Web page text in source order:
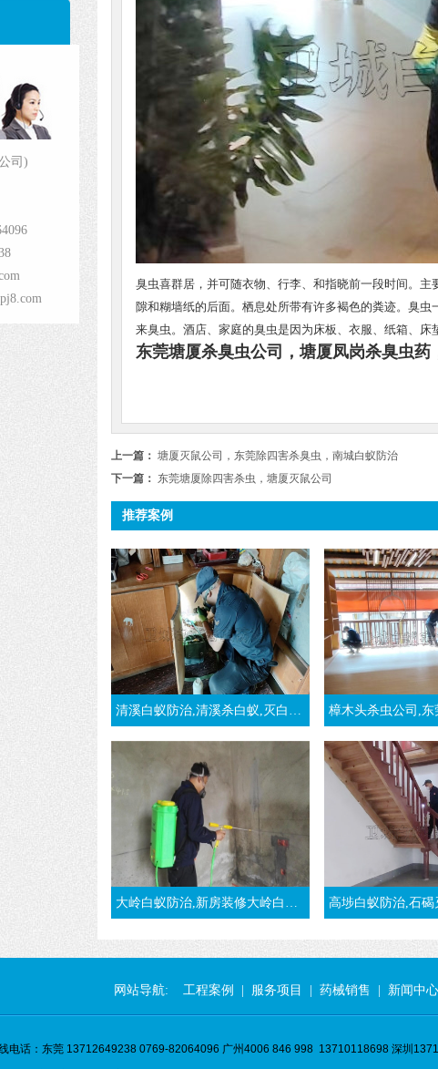
司)
臭虫喜群居，并可随衣物、行李、和指晓前一段时间。
隙和糊墙纸的后面。栖息处所带有许多褐色的粪迹。臭
来臭虫。酒店、家庭的臭虫是因为床板、衣服、纸箱、床
东莞塘厦杀臭虫公司，塘厦凤岗杀臭虫药
上一篇： 塘厦灭鼠公司，东莞除四害杀臭虫，南城白蚁防治
下一篇： 东莞塘厦除四害杀虫，塘厦灭鼠公司
推荐案例
清溪白蚁防治,清溪杀白蚁,灭白蚁,治白蚁,清溪白蚁防治,清溪白蚁预防-东莞清溪白蚁公司 樟木头杀虫公司,东莞樟木头灭白蚁,推
大岭白蚁防治,新房装修大岭白蚁预防案例-东莞大岭白蚁公司 高埗白蚁防治,石碣灭白蚁公司
网站导航: 工程案例 服务项目 药械销售 新闻中心
电话：东莞 13712649238 0769-82064096 广州4006 846 998 13710118698 深圳